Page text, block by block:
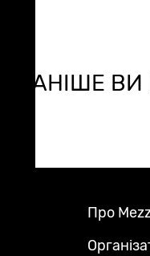
РАНІШЕ
Footer
Menu
Про